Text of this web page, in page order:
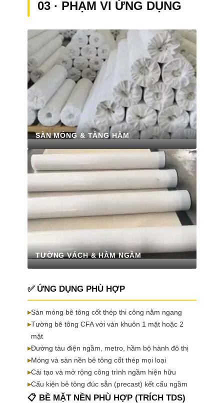
03 · PHẠM VI ỨNG DỤNG
SÀN MÓNG & TẦNG HẦM
TƯỜNG VÁCH & HẦM NGẦM
✅ ỨNG DỤNG PHÙ HỢP
▸Sàn móng bê tông cốt thép thi công nằm ngang
▸Tường bê tông CFA với ván khuôn 1 mặt hoặc 2
mặt
▸Đường tàu điện ngầm, metro, hầm bộ hành đô thị
▸Móng và sàn nền bê tông cốt thép mọi loại
▸Cải tạo và mở rộng công trình ngầm hiện hữu
▸Cấu kiện bê tông đúc sẵn (precast) kết cấu ngầm
📋 BỀ MẶT NỀN PHÙ HỢP (TRÍCH TDS)